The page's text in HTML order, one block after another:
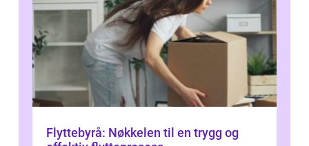
Flyttebyrå: Nøkkelen til en trygg og